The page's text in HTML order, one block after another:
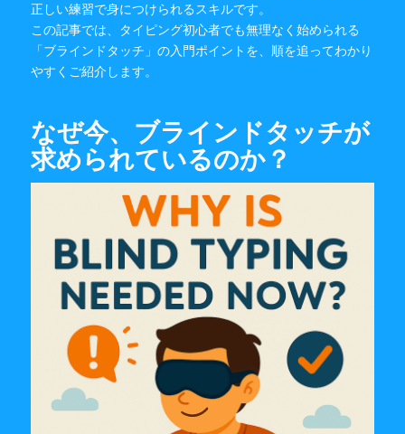
正しい練習で身につけられるスキルです。
この記事では、タイピング初心者でも無理なく始められる
「ブラインドタッチ」の入門ポイントを、順を追ってわかり
やすくご紹介します。
なぜ今、ブラインドタッチが
求められているのか？